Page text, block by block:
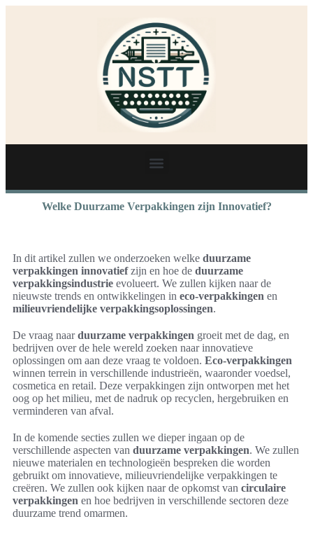
Welke Duurzame Verpakkingen zijn Innovatief?
In dit artikel zullen we onderzoeken welke duurzame
verpakkingen innovatiefzijn en hoe de duurzame
verpakkingsindustrie evolueert. We zullen kijken naar de
nieuwste trends en ontwikkelingen in eco-verpakkingen en
milieuvriendelijke verpakkingsoplossingen.
De vraag naarduurzame verpakkingen groeit met de dag, en
bedrijven over de hele wereld zoeken naar innovatieve
oplossingen om aan deze vraag te voldoen. Eco-verpakkingen
winnen terrein in verschillende industrieën, waaronder voedsel,
cosmetica en retail. Deze verpakkingen zijn ontworpen met het
oog op het milieu, met de nadruk op recyclen, hergebruiken en
verminderen van afval.
In de komende secties zullen we dieper ingaan op de
verschillende aspecten van duurzame verpakkingen. We zullen
nieuwe materialen en technologieën bespreken die worden
gebruikt om innovatieve, milieuvriendelijke verpakkingen te
creëren. We zullen ook kijken naar de opkomst van circulaire
verpakkingen en hoe bedrijven in verschillende sectoren deze
duurzame trend omarmen.